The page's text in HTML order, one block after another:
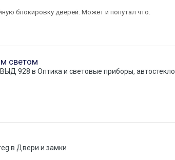
блокировку дверей. Может и попутал что.
светом
928 в Оптика и световые приборы, автостекло
в Двери и замки